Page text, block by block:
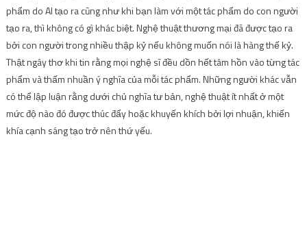
phẩm do AI tạo ra cũng như khi bạn làm với một tác phẩm do con người
tạo ra, thì không có gì khác biệt. Nghệ thuật thương mại đã được tạo ra
bởi con người trong nhiều thập kỷ nếu không muốn nói là hàng thế kỷ.
Thật ngây thơ khi tin rằng mọi nghệ sĩ đều dồn hết tâm hồn vào từng tác
phẩm và thấm nhuần ý nghĩa của mỗi tác phẩm. Những người khác vẫn
có thể lập luận rằng dưới chủ nghĩa tư bản, nghệ thuật ít nhất ở một
mức độ nào đó được thúc đẩy hoặc khuyến khích bởi lợi nhuận, khiến
khía cạnh sáng tạo trở nên thứ yếu.